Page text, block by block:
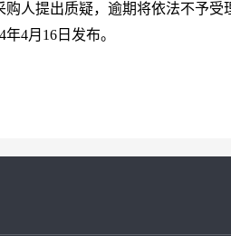
购人提出质疑，逾期将依法不予受
4年4月 16 日发布。